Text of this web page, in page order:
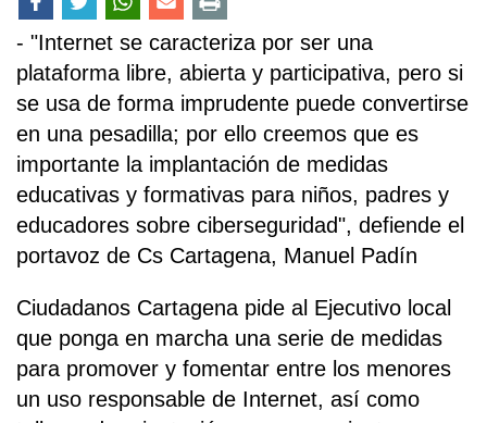
- "Internet se caracteriza por ser una
plataforma libre, abierta y participativa, pero si
se usa de forma imprudente puede convertirse
en una pesadilla; por ello creemos que es
importante la implantación de medidas
educativas y formativas para niños, padres y
educadores sobre ciberseguridad", defiende el
portavoz de Cs Cartagena, Manuel Padín
Ciudadanos Cartagena pide al Ejecutivo local
que ponga en marcha una serie de medidas
para promover y fomentar entre los menores
un uso responsable de Internet, así como